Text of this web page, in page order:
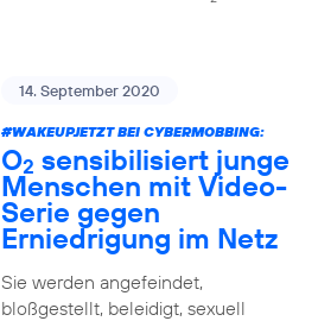
14. September 2020
#WAKEUPJETZT BEI CYBERMOBBING:
O2 sensibilisiert junge
Menschen mit Video-
Serie gegen
Erniedrigung im Netz
Sie werden angefeindet,
bloßgestellt, beleidigt, sexuell